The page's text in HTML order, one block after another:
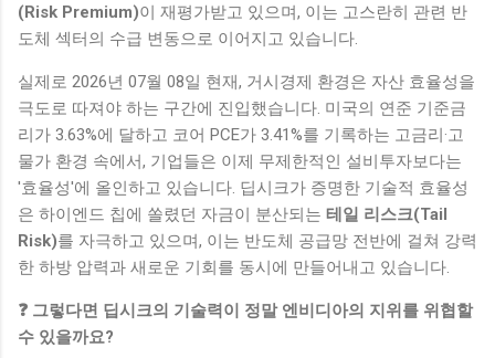
(Risk Premium)이 재평가받고 있으며, 이는 고스란히 관련 반
도체 섹터의 수급 변동으로 이어지고 있습니다.
실제로 2026년 07월 08일 현재, 거시경제 환경은 자산 효율성을
극도로 따져야 하는 구간에 진입했습니다. 미국의 연준 기준금
리가 3.63%에 달하고 코어 PCE가 3.41%를 기록하는 고금리·고
물가 환경 속에서, 기업들은 이제 무제한적인 설비투자보다는
'효율성'에 올인하고 있습니다. 딥시크가 증명한 기술적 효율성
은 하이엔드 칩에 쏠렸던 자금이 분산되는 테일 리스크(Tail
Risk)를 자극하고 있으며, 이는 반도체 공급망 전반에 걸쳐 강력
한 하방 압력과 새로운 기회를 동시에 만들어내고 있습니다.
❓ 그렇다면 딥시크의 기술력이 정말 엔비디아의 지위를 위협할
수 있을까요?